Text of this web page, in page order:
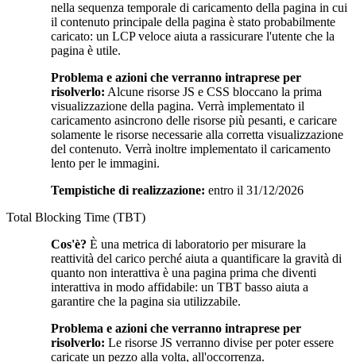
nella sequenza temporale di caricamento della pagina in cui
il contenuto principale della pagina è stato probabilmente
caricato: un LCP veloce aiuta a rassicurare l'utente che la
pagina è utile.
Problema e azioni che verranno intraprese per
risolverlo: Alcune risorse JS e CSS bloccano la prima
visualizzazione della pagina. Verrà implementato il
caricamento asincrono delle risorse più pesanti, e caricare
solamente le risorse necessarie alla corretta visualizzazione
del contenuto. Verrà inoltre implementato il caricamento
lento per le immagini.
Tempistiche di realizzazione: entro il 31/12/2026
Total Blocking Time (TBT)
Cos'è? È una metrica di laboratorio per misurare la
reattività del carico perché aiuta a quantificare la gravità di
quanto non interattiva è una pagina prima che diventi
interattiva in modo affidabile: un TBT basso aiuta a
garantire che la pagina sia utilizzabile.
Problema e azioni che verranno intraprese per
risolverlo: Le risorse JS verranno divise per poter essere
caricate un pezzo alla volta, all'occorrenza.